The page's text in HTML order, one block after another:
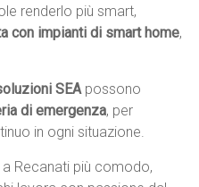
renderlo più smart,
con impianti di smart home,
SEApossono
di emergenza, per
in ogni situazione.
Recanati più comodo,